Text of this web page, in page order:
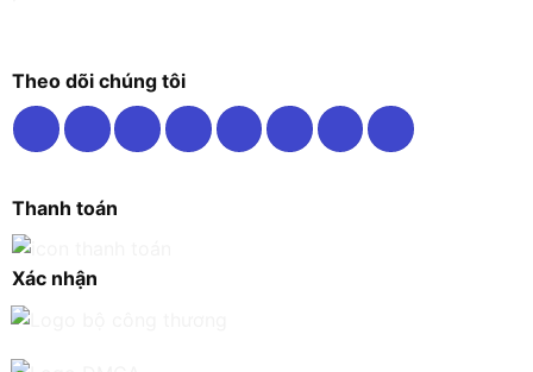
Theo dõi chúng tôi
Thanh toán
Xác nhận